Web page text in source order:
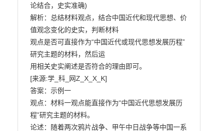
论结合，史实准确)
解析：总结材料观点，结合中国近代和现代思想、价
值观念变化的史实，判断材料
观点是否可直接作为“中国近代或现代思想发展历程”
研究主题的材料，然后运
用相关史实阐述是否符合的理由即可。
[来源:学_科_网Z_X_X_K]
答案：示例一
观点：材料一观点能直接作为“中国近代思想发展历
程”研究主题的材料。
论述：随着两次鸦片战争、甲午中日战争等中国一系